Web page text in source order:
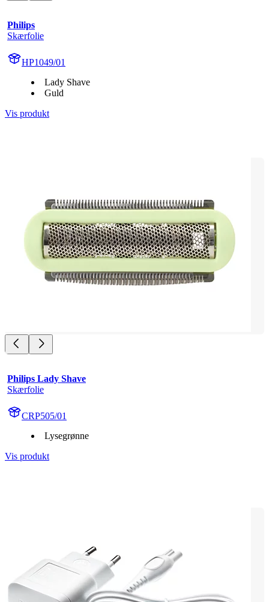
Philips
Skærfolie
HP1049/01
Lady Shave
Guld
Vis produkt
Philips Lady Shave
Skærfolie
CRP505/01
Lysegrønne
Vis produkt